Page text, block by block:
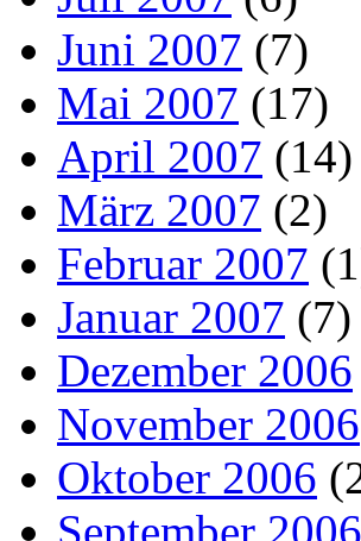
Juni 2007 (7)
Mai 2007 (17)
April 2007 (14)
März 2007 (2)
Februar 2007
Januar 2007 (7)
Dezember 2006
November 2006
Oktober 2006